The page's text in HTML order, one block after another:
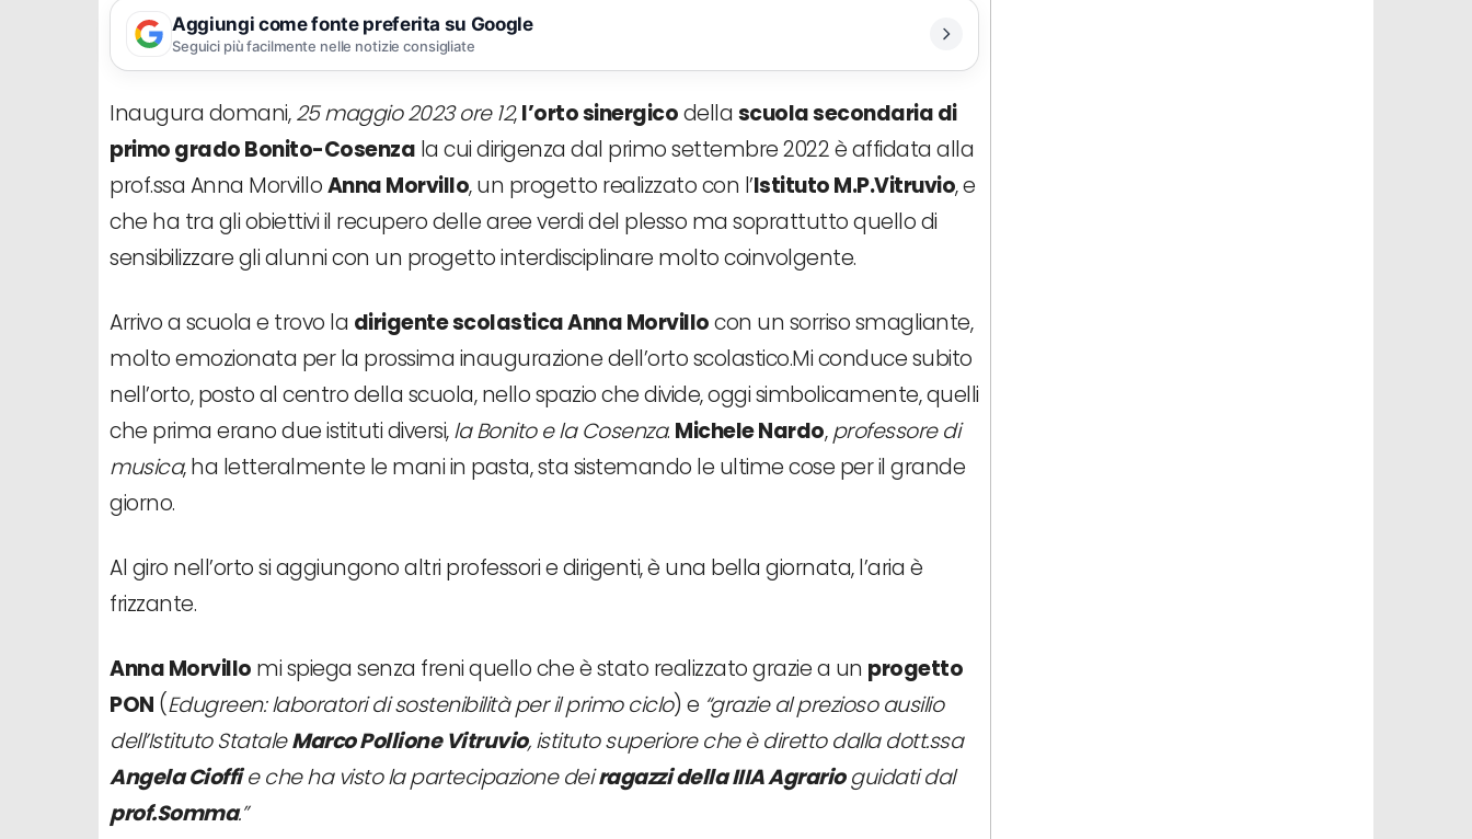
Aggiungi come fonte preferita su Google
Seguici più facilmente nelle notizie consigliate
Inaugura domani,25 maggio 2023 ore 12,l’orto sinergicodella scuola secondaria di
primo grado Bonito-Cosenza la cui dirigenza dal primo settembre 2022 è affidata alla
prof.ssa Anna MorvilloAnna Morvillo, un progetto realizzato con l’Istituto M.P.Vitruvio, e
che ha tra gli obiettivi il recupero delle aree verdi del plesso ma soprattutto quello di
sensibilizzare gli alunni con un progetto interdisciplinare molto coinvolgente.
Arrivo a scuola e trovo la dirigente scolastica Anna Morvillocon un sorriso smagliante,
molto emozionata per la prossima inaugurazione dell’orto scolastico.Mi conduce subito
nell’orto, posto al centro della scuola, nello spazio che divide, oggi simbolicamente, quelli
che prima erano due istituti diversi,la Bonito e la Cosenza. Michele Nardo,professore di
musica, ha letteralmente le mani in pasta, sta sistemando le ultime cose per il grande
giorno.
Al giro nell’orto si aggiungono altri professori e dirigenti, è una bella giornata, l’aria è
frizzante.
Anna Morvillo mi spiega senza freni quello che è stato realizzato grazie a un progetto
PON (Edugreen: laboratori di sostenibilità per il primo ciclo) e “grazie al prezioso ausilio
dell’Istituto StataleMarco Pollione Vitruvio, istituto superiore che è diretto dalla dott.ssa
Angela Cioffie che ha visto la partecipazione deiragazzi della IIIA Agrarioguidati dal
prof.Somma.”